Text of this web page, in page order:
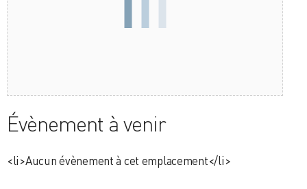
Évènement à venir
<li>Aucun évènement à cet emplacement</li>